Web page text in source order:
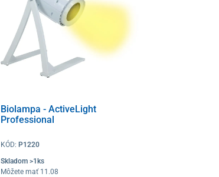
Biolampa - ActiveLight
Professional
KÓD: P1220
Skladom >1ks
Môžete mať 11.08